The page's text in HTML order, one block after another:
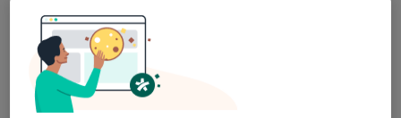
Rezervovat termín
Ceník Adresy